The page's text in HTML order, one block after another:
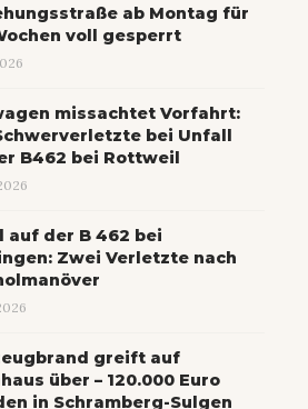
ab Montag für
voll gesperrt
missachtet Vorfahrt:
bei Unfall
B462 bei Rottweil
auf der B 462 bei
Zwei Verletzte nach
greift auf
über – 120.000 Euro
in Schramberg-Sulgen